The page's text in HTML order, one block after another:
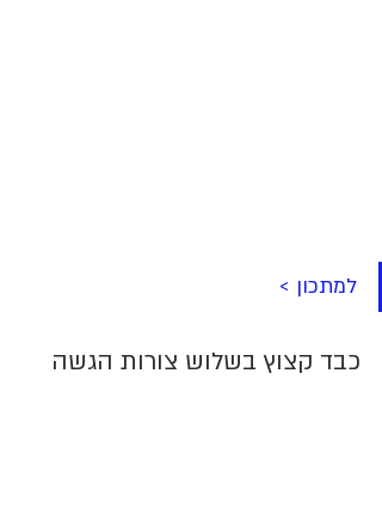
למתכון >
כבד קצוץ בשלוש צורות הגשה